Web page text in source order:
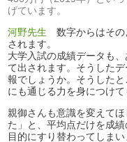
げています。
河野先生 数字からはその
されます。
大学入試の成績データも
て出されます。そうした
報でしょうか。そうした
にも通じる力を身につけ
親御さんも意識を変えて
た」と、平均点だけを成
目的にすり替わってしま